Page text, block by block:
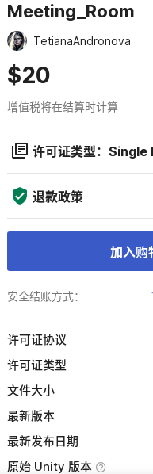
Meeting_Room
TetianaAndronova
$20
增值税将在结算时计算
许可证类型：
退款政策
加入购
安全结账方式：
许可证协议
许可证类型
文件大小
最新版本
最新发布日期
原始 Unity 版本